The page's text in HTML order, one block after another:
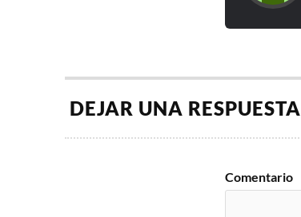
DEJAR UNA RESPUESTA
Comentario